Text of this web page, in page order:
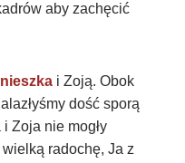
aby zachęcić
i Zoją. Obok
dość sporą
Zoja nie mogły
radochę, Ja z